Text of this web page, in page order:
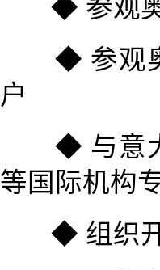
◆ 参观
◆ 参观
户
◆ 与意
等国际机构
◆ 组织